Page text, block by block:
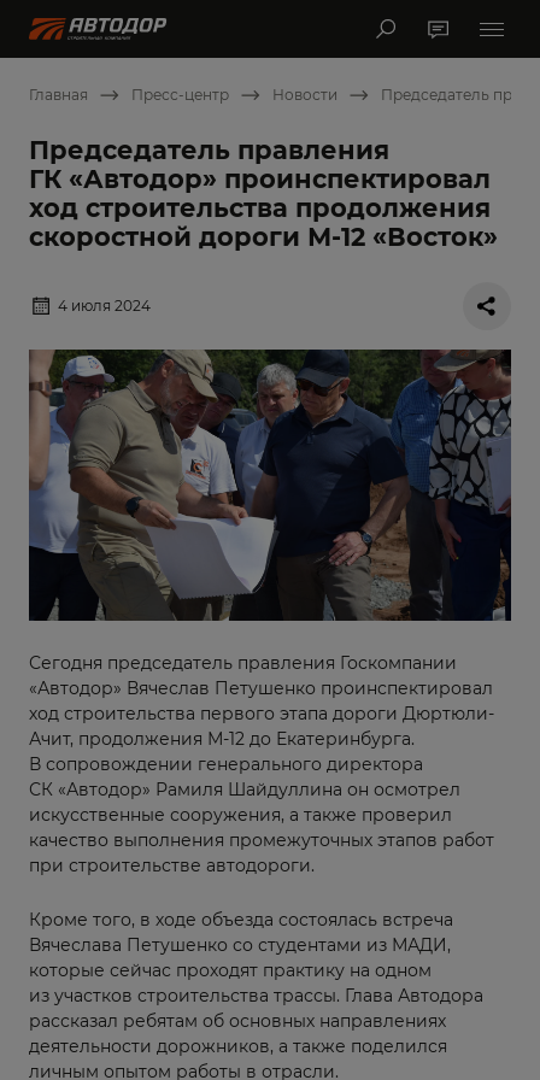
Главная Пресс-центр Новости Председатель
Председатель правления
ГК «Автодор» проинспектировал
ход строительства продолжения
скоростной дороги М-12 «Восток»
4 июля 2024
Сегодня председатель правления Госкомпании
«Автодор» Вячеслав Петушенко проинспектировал
ход строительства первого этапа дороги Дюртюли-
Ачит, продолжения М-12 до Екатеринбурга.
В сопровождении генерального директора
СК «Автодор» Рамиля Шайдуллина он осмотрел
искусственные сооружения, а также проверил
качество выполнения промежуточных этапов работ
при строительстве автодороги.
Кроме того, в ходе объезда состоялась встреча
Вячеслава Петушенко со студентами из МАДИ,
которые сейчас проходят практику на одном
из участков строительства трассы. Глава Автодора
рассказал ребятам об основных направлениях
деятельности дорожников, а также поделился
личным опытом работы в отрасли.